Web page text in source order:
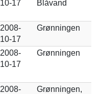
10-17
Blåvand
2008-
10-17
Grønningen
2008-
10-17
Grønningen
2008-
Grønningen,